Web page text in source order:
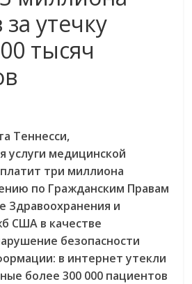
утечку
тысяч
Теннесси,
услуги медицинской
три миллиона
по Гражданским Правам
Здравоохранения и
США в качестве
безопасности
в интернет утекли
более 300 000 пациентов